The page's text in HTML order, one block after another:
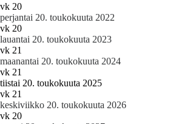
vk 20
perjantai 20. toukokuuta 2022
vk 20
lauantai 20. toukokuuta 2023
vk 21
maanantai 20. toukokuuta 2024
vk 21
tiistai 20. toukokuuta 2025
vk 21
keskiviikko 20. toukokuuta 2026
vk 20